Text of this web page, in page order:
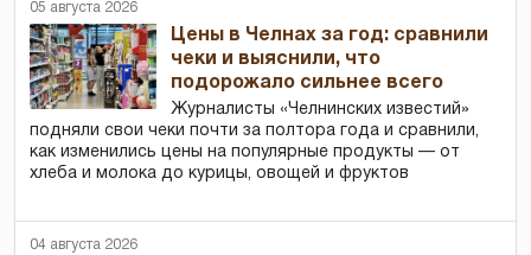
05 августа 2026
Цены в Челнах за год: сравнили
чеки и выяснили, что
подорожало сильнее всего
Журналисты «Челнинских известий»
подняли свои чеки почти за полтора года и сравнили,
как изменились цены на популярные продукты — от
хлеба и молока до курицы, овощей и фруктов
04 августа 2026